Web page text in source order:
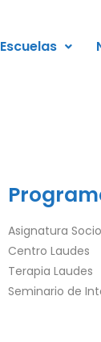
Escuelas
Asignatura
Centro Laudes
Terapia Laudes
Seminario de